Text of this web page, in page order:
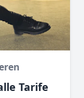
Tarife